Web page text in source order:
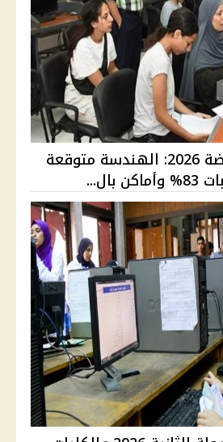
تنسيق علمي رياضة 2026: الهندسة متوقعة